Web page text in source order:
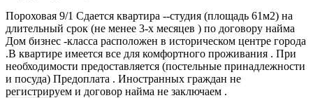
Пороховая 9/1 Сдается квартира --студия (площадь 61м2) на
длительный срок (не менее 3-х месяцев ) по договору найма
Дом бизнес -класса расположен в историческом центре города
.В квартире имеется все для комфортного проживания . При
необходимости предоставляется (постельные принадлежности
и посуда) Предоплата . Иностранных граждан не
регистрируем и договор найма не заключаем .